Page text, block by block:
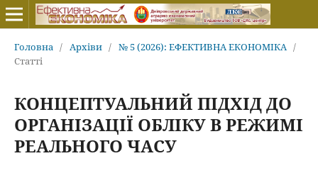
Головна / Архіви / № 5 (2026): ЕФЕКТИВНА ЕКОНОМІКА /
Статті
КОНЦЕПТУАЛЬНИЙ ПІДХІД ДО
ОРГАНІЗАЦІЇ ОБЛІКУ В РЕЖИМІ
РЕАЛЬНОГО ЧАСУ